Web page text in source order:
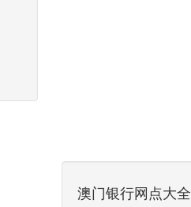
澳门银行网点大全